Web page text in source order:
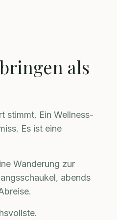
als
stimmt. Ein Wellness-
Es ist eine
Wanderung zur
abends